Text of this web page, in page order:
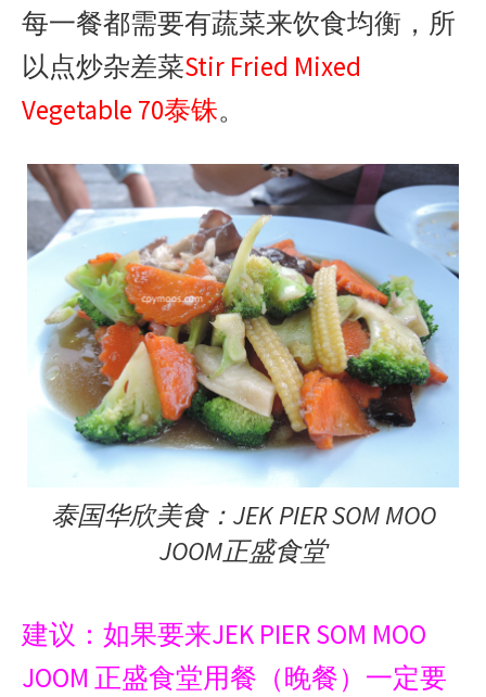
每一餐都需要有蔬菜来饮食均衡，所
以点炒杂差菜Stir Fried Mixed
Vegetable 70泰铢。
泰国华欣美食：JEK PIER SOM MOO
JOOM正盛食堂
建议：如果要来JEK PIER SOM MOO
JOOM 正盛食堂用餐（晚餐）一定要